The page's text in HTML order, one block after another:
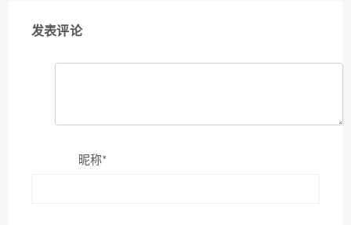
发表评论
昵称*